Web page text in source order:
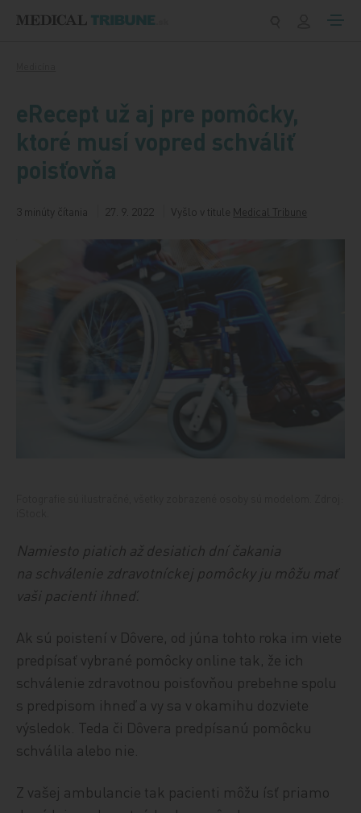
eRecept už aj pre pomôcky,
ktoré musí vopred schváliť
poisťovňa
3 minúty čítania 27. 9. 2022 Vyšlo v titule Medical Tribune
Namiesto piatich až desiatich dní čakania
na schválenie zdravotníckej pomôcky ju môžu mať
vaši pacienti ihneď.
Ak sú poistení v Dôvere, od júna tohto roka im viete
predpísať vybrané pomôcky online tak, že ich
schválenie zdravotnou poisťovňou prebehne spolu
s predpisom ihneď a vy sa v okamihu dozviete
výsledok. Teda či Dôvera predpísanú pomôcku
schválila alebo nie.
Z vašej ambulancie tak pacienti môžu ísť priamo